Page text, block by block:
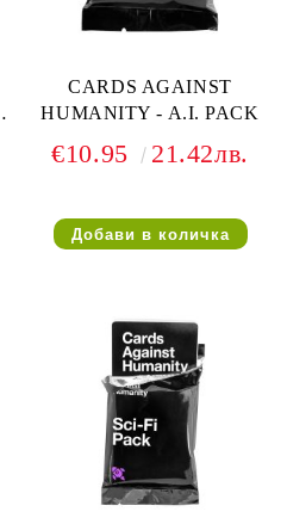
CARDS AGAINST
HUMANITY - A.I. PACK
€10.95 21.42лв.